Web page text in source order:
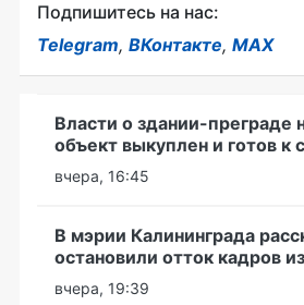
Подпишитесь на нас:
Telegram, ВКонтакте, MAX
Власти о здании-преграде
объект выкуплен и готов к
вчера, 16:45
В мэрии Калининграда
остановили отток кадров
вчера, 19:39